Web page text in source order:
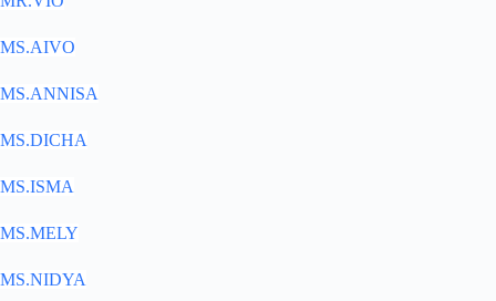
MS.AIVO
MS.ANNISA
MS.DICHA
MS.ISMA
MS.MELY
MS.NIDYA